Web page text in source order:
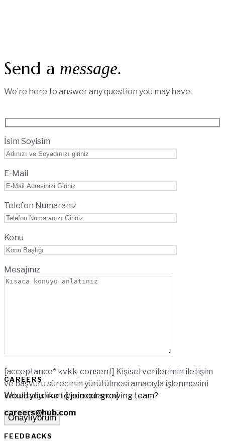
Send a message.
We’re here to answer any question you may have.
İsim Soyisim
E-Mail
Telefon Numaranız
Konu
Mesajınız
[acceptance* kvkk-consent] Kişisel verilerimin iletişim
ve başvuru sürecinin yürütülmesi amacıyla işlenmesini
kabul ediyorum. [/acceptance]
CAREERS
Would you like to join our growing team?
careers@hub.com
FEEDBACKS